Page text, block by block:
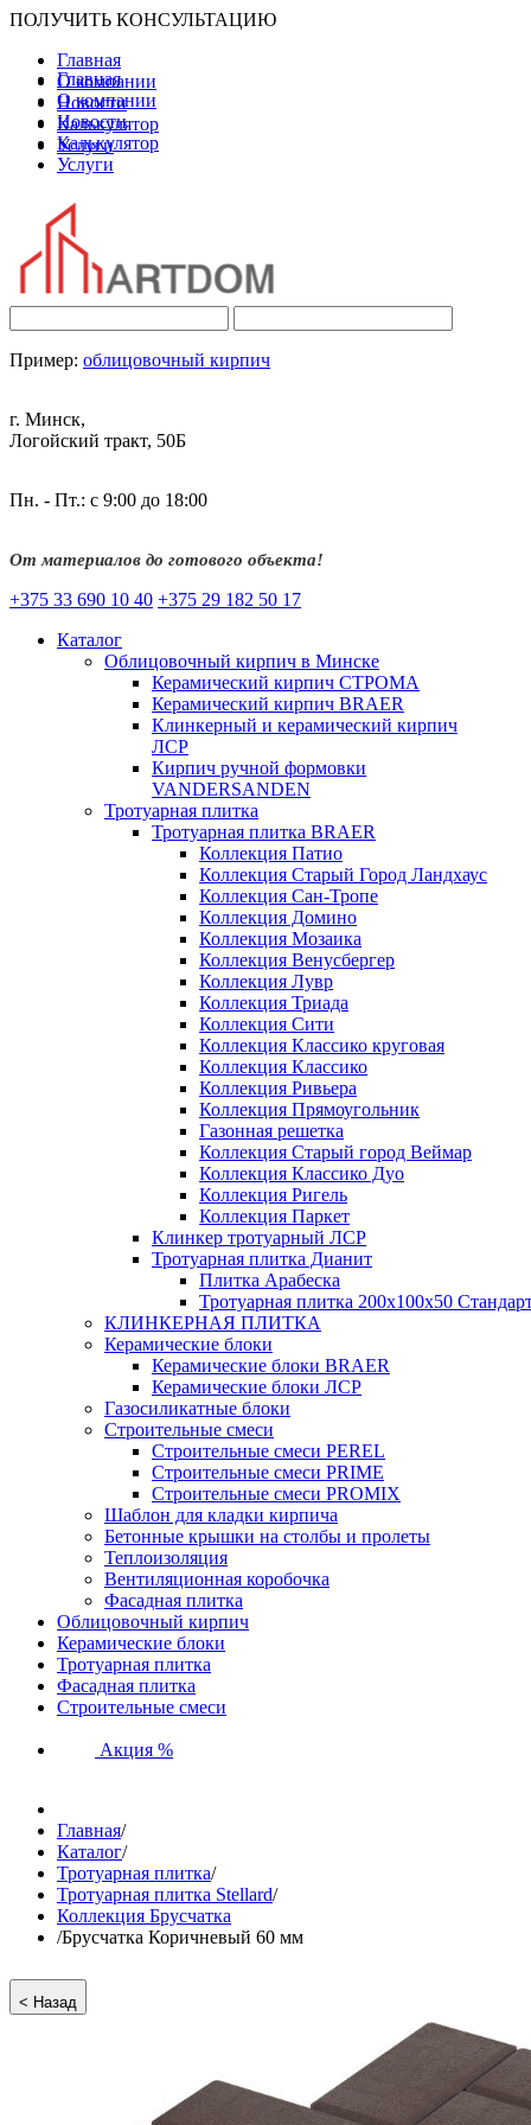
ПОЛУЧИТЬ КОНСУЛЬТАЦИЮ
Главная
О компании
Новости
Калькулятор
Услуги
Главная
О компании
Новости
Калькулятор
Услуги
Пример: облицовочный кирпич
г. Минск,
Логойский тракт, 50Б
Пн. - Пт.: с 9:00 до 18:00
От материалов до готового объекта!
+375 33 690 10 40 +375 29 182 50 17
Каталог
Облицовочный кирпич в Минске
Керамический кирпич СТРОМА
Керамический кирпич BRAER
Клинкерный и керамический кирпич
ЛСР
Кирпич ручной формовки
VANDERSANDEN
Тротуарная плитка
Тротуарная плитка BRAER
Коллекция Патио
Коллекция Старый Город Ландхаус
Коллекция Сан-Тропе
Коллекция Домино
Коллекция Мозаика
Коллекция Венусбергер
Коллекция Лувр
Коллекция Триада
Коллекция Сити
Коллекция Классико круговая
Коллекция Классико
Коллекция Ривьера
Коллекция Прямоугольник
Газонная решетка
Коллекция Старый город Веймар
Коллекция Классико Дуо
Коллекция Ригель
Коллекция Паркет
Клинкер тротуарный ЛСР
Тротуарная плитка Дианит
Плитка Арабеска
Тротуарная плитка 200х100х50
КЛИНКЕРНАЯ ПЛИТКА
Керамические блоки
Керамические блоки BRAER
Керамические блоки ЛСР
Газосиликатные блоки
Строительные смеси
Строительные смеси PEREL
Строительные смеси PRIME
Строительные смеси PROMIX
Шаблон для кладки кирпича
Бетонные крышки на столбы и пролеты
Теплоизоляция
Вентиляционная коробочка
Фасадная плитка
Облицовочный кирпич
Керамические блоки
Тротуарная плитка
Фасадная плитка
Строительные смеси
Акция %
Главная/
Каталог/
Тротуарная плитка/
Тротуарная плитка Stellard/
Коллекция Брусчатка
/Брусчатка Коричневый 60 мм